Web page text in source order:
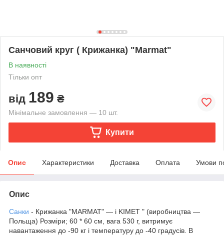
Санчовий круг ( Крижанка) "Marmat"
В наявності
Тільки опт
від 189 ₴
Мінімальне замовлення — 10 шт.
Купити
Опис Характеристики Доставка Оплата Умови
Опис
Санки - Крижанка "MARMAT" — і KIMET " (виробництва —
Польща) Розміри; 60 * 60 см, вага 530 г, витримує
навантаження до -90 кг і температуру до -40 градусів. В